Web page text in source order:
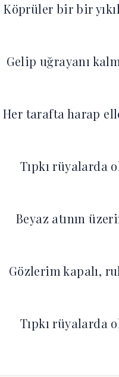
Köprüler bir bir
Gelip uğrayanı
Her tarafta harap
Tıpkı rüyalarda
Beyaz atının
Gözlerim kapalı,
Tıpkı rüyalarda